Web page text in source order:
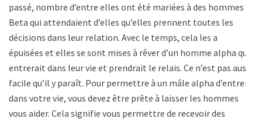
passé, nombre d’entre elles ont été mariées à des hommes
Beta qui attendaient d’elles qu’elles prennent toutes les
décisions dans leur relation. Avec le temps, cela les a
épuisées et elles se sont mises à rêver d’un homme alpha qui
entrerait dans leur vie et prendrait le relais. Ce n’est pas aussi
facile qu’il y paraît. Pour permettre à un mâle alpha d’entrer
dans votre vie, vous devez être prête à laisser les hommes
vous aider. Cela signifie vous permettre de recevoir des